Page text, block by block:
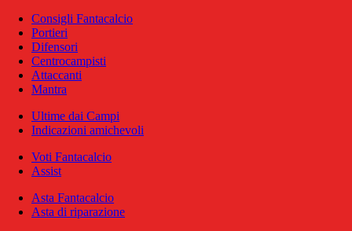
Consigli Fantacalcio
Portieri
Difensori
Centrocampisti
Attaccanti
Mantra
Ultime dai Campi
Indicazioni amichevoli
Voti Fantacalcio
Assist
Asta Fantacalcio
Asta di riparazione